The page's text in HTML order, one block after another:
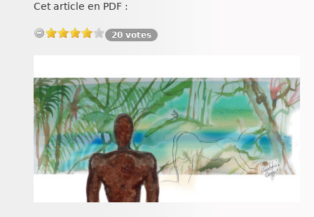
Chroniques
Cet article en PDF :
20 votes